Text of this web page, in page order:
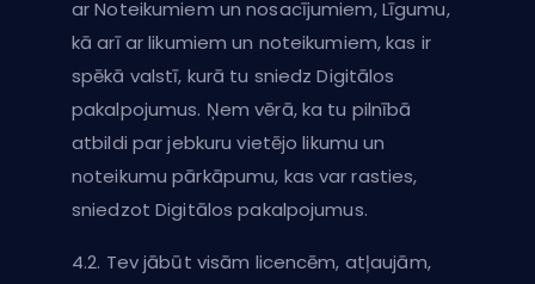
ar Noteikumiem un nosacījumiem, Līgumu,
kā arī ar likumiem un noteikumiem, kas ir
spēkā valstī, kurā tu sniedz Digitālos
pakalpojumus. Ņem vērā, ka tu pilnībā
atbildi par jebkuru vietējo likumu un
noteikumu pārkāpumu, kas var rasties,
sniedzot Digitālos pakalpojumus.
4.2. Tev jābūt visām licencēm, atļaujām,